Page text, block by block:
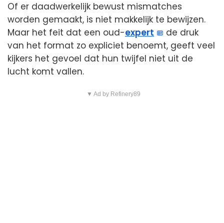
Of er daadwerkelijk bewust mismatches
worden gemaakt, is niet makkelijk te bewijzen.
Maar het feit dat een oud-expert
de druk
van het format zo expliciet benoemt, geeft veel
kijkers het gevoel dat hun twijfel niet uit de
lucht komt vallen.
▼ Ad by Refinery89